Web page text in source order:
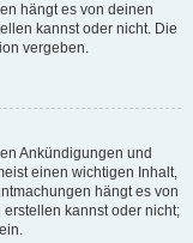
hängt es von deinen
kannst oder nicht. Die
vergeben.
Ankündigungen und
einen wichtigen Inhalt,
hängt es von
kannst oder nicht;